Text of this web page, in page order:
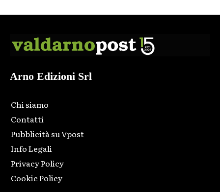
Arno Edizioni Srl
Chi siamo
Contatti
Pubblicità su Vpost
Info Legali
Privacy Policy
Cookie Policy